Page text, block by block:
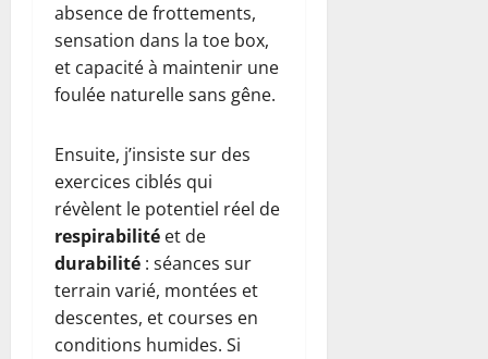
absence de frottements,
sensation dans la toe box,
et capacité à maintenir une
foulée naturelle sans gêne.
Ensuite, j’insiste sur des
exercices ciblés qui
révèlent le potentiel réel de
respirabilité et de
durabilité : séances sur
terrain varié, montées et
descentes, et courses en
conditions humides. Si